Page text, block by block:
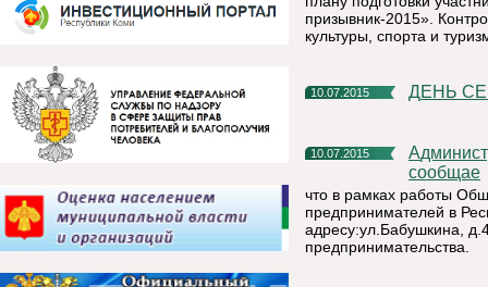
призывник-2015».
культуры, спорта и
10.07.2015 ДЕНЬ
10.07.2015
Администрация муниципального района «Княжпогостский»
сообщае
что в рамках работы
предпринимателей в
адресу:ул.Бабушкина,
предпринимательства.